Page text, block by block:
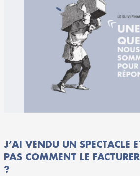
J’AI VENDU UN SPECTACLE
PAS COMMENT LE
?